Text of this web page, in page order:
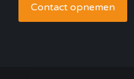
Contact opnemen